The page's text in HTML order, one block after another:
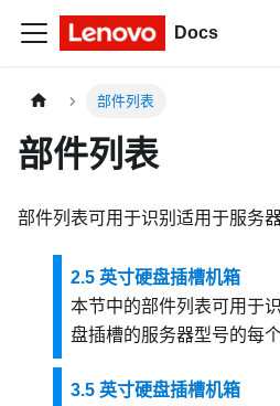
Docs
部件列表
部件列表
部件列表可用于识别适用于服务
2.5 英寸硬盘插槽机箱
本节中的部件列表可用于
盘插槽的服务器型号的每个
3.5 英寸硬盘插槽机箱